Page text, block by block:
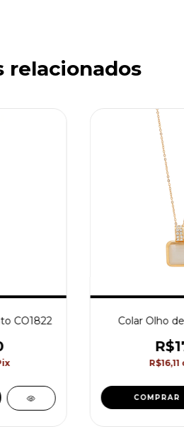
relacionados
CO1822 Colar Olho
R$16,11
COMPRAR